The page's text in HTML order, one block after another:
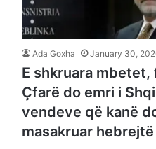
Ada Goxha January 30,
E shkruara mbetet,
Çfarë do emri i
vendeve që kanë
masakruar hebrejtë